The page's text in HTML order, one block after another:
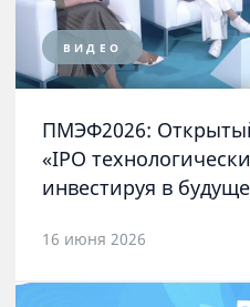
ВИДЕО
ПМЭФ2026:
«IPO
инвестируя в
16 июня 2026